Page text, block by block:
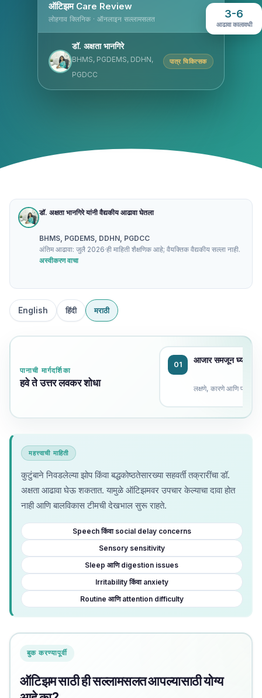
ऑटिझम Care Review
लोहगाव क्लिनिक · ऑनलाइन सल्लामसलत
डॉ. अक्षता भानगिरे
BHMS, PGDEMS, DDHN,
PGDCC
पात्र चिकित्सक
3-6
आढावा कालावधी
डॉ. अक्षता भानगिरे यांनी वैद्यकीय आढावा घेतला
BHMS, PGDEMS, DDHN, PGDCC
अंतिम आढावा: जुलै 2026·ही माहिती शैक्षणिक आहे; वैयक्तिक वैद्यकीय सल्ला नाही.
अस्वीकरण वाचा
English हिंदी मराठी
पानाची मार्गदर्शिका
हवे ते उत्तर लवकर शोधा
01 आजार समजून घ्या
लक्षणे, कारणे आणि प्रकार
महत्त्वाची माहिती
कुटुंबाने निवडलेल्या झोप किंवा बद्धकोष्ठतेसारख्या सहवर्ती तक्रारींचा डॉ.
अक्षता आढावा घेऊ शकतात. यामुळे ऑटिझमवर उपचार केल्याचा दावा होत
नाही आणि बालविकास टीमची देखभाल सुरू राहते.
Speech किंवा social delay concerns
Sensory sensitivity
Sleep आणि digestion issues
Irritability किंवा anxiety
Routine आणि attention difficulty
बुक करण्यापूर्वी
ऑटिझम साठी ही सल्लामसलत आपल्यासाठी योग्य